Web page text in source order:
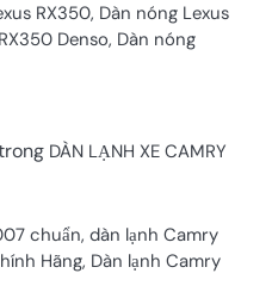
RX350, Dàn nóng Lexus
Denso, Dàn nóng
DÀN LẠNH XE CAMRY
chuẩn, dàn lạnh Camry
Hãng, Dàn lạnh Camry